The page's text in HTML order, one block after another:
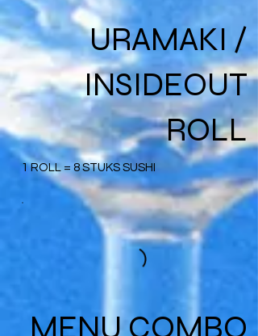
URAMAKI /
INSIDEOUT
ROLL
1 ROLL = 8 STUKS SUSHI
MENU COMBO